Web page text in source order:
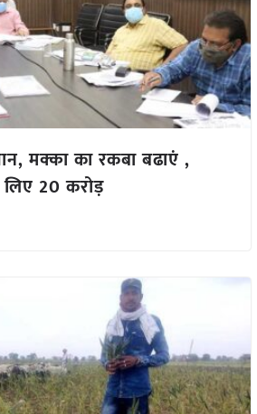
मक्का का रकबा बढाएं ,
20 करोड़